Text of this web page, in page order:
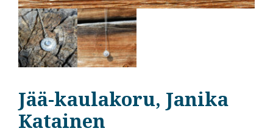
Jää-kaulakoru, Janika
Katainen